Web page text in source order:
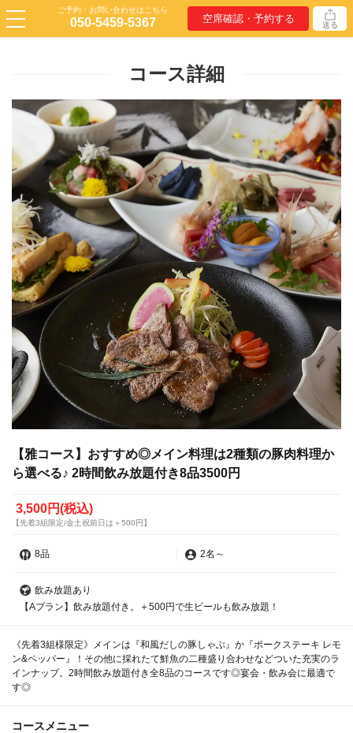
ご予約・お問い合わせはこちら
050-5459-5367 空席確認・予約する 送る
コース詳細
【雅コース】おすすめ◎メイン料理は2種類の豚肉料理か
ら選べる♪ 2時間飲み放題付き8品3500円
3,500円(税込)
【先着3組限定/金土祝前日は＋500円】
8品 2名 ～
飲み放題あり
【Aプラン】飲み放題付き。＋500円で生ビールも飲み放題！
《先着3組様限定》メインは『和風だしの豚しゃぶ』か『ポークステーキ レモ
ン&ペッパー』！その他に採れたて鮮魚の二種盛り合わせなどついた充実のラ
インナップ。2時間飲み放題付き全8品のコースです◎宴会・飲み会に最適で
す◎
コースメニュー